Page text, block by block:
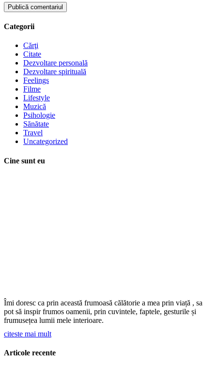
Categorii
Cărţi
Citate
Dezvoltare personală
Dezvoltare spirituală
Feelings
Filme
Lifestyle
Muzică
Psihologie
Sănătate
Travel
Uncategorized
Cine sunt eu
Îmi doresc ca prin această frumoasă călătorie a mea prin viață , sa
pot să inspir frumos oamenii, prin cuvintele, faptele, gesturile și
frumusețea lumii mele interioare.
citeste mai mult
Articole recente